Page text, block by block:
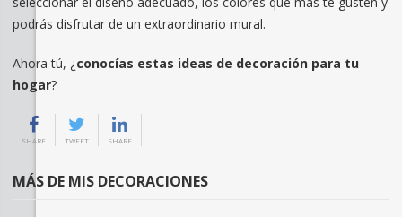
podrás disfrutar de un extraordinario mural.
Ahora tú, ¿conocías estas ideas de decoración para tu
hogar?
SHARE TWEET SHARE
MÁS DE MIS DECORACIONES